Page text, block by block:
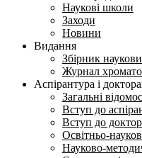
Наукові школи
Заходи
Новини
Видання
Збірник
Журнал
Аспірантура і
Загальні
Вступ до
Вступ до
Освітньо-
Науково-